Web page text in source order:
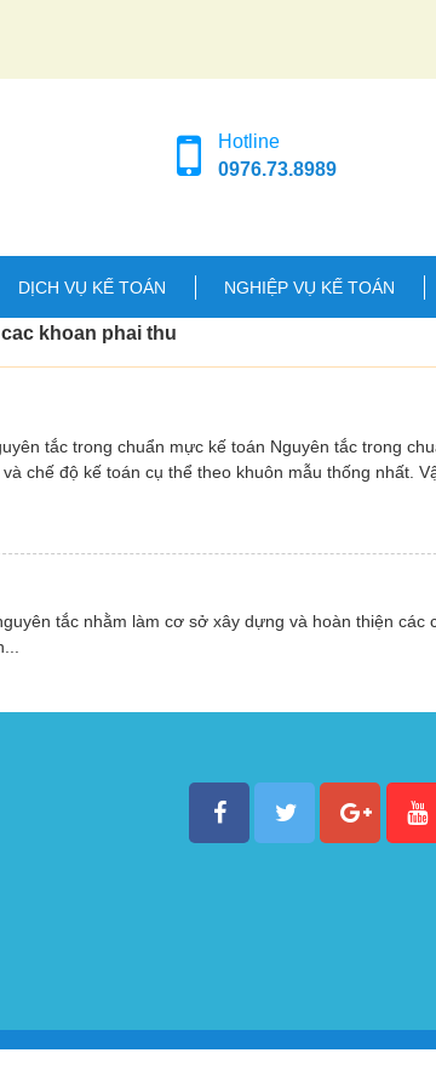
Hotline
0976.73.8989
DỊCH VỤ KẾ TOÁN NGHIỆP VỤ KẾ TOÁN
khoan phai thu
tắc trong chuẩn mực kế toán Nguyên tắc trong
chế độ kế toán cụ thể theo khuôn mẫu thống nhất.
tắc nhằm làm cơ sở xây dựng và hoàn thiện các